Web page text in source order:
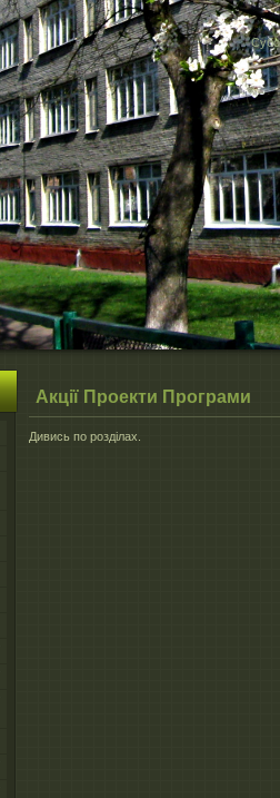
Акції Проекти Програми
Дивись по розділах.